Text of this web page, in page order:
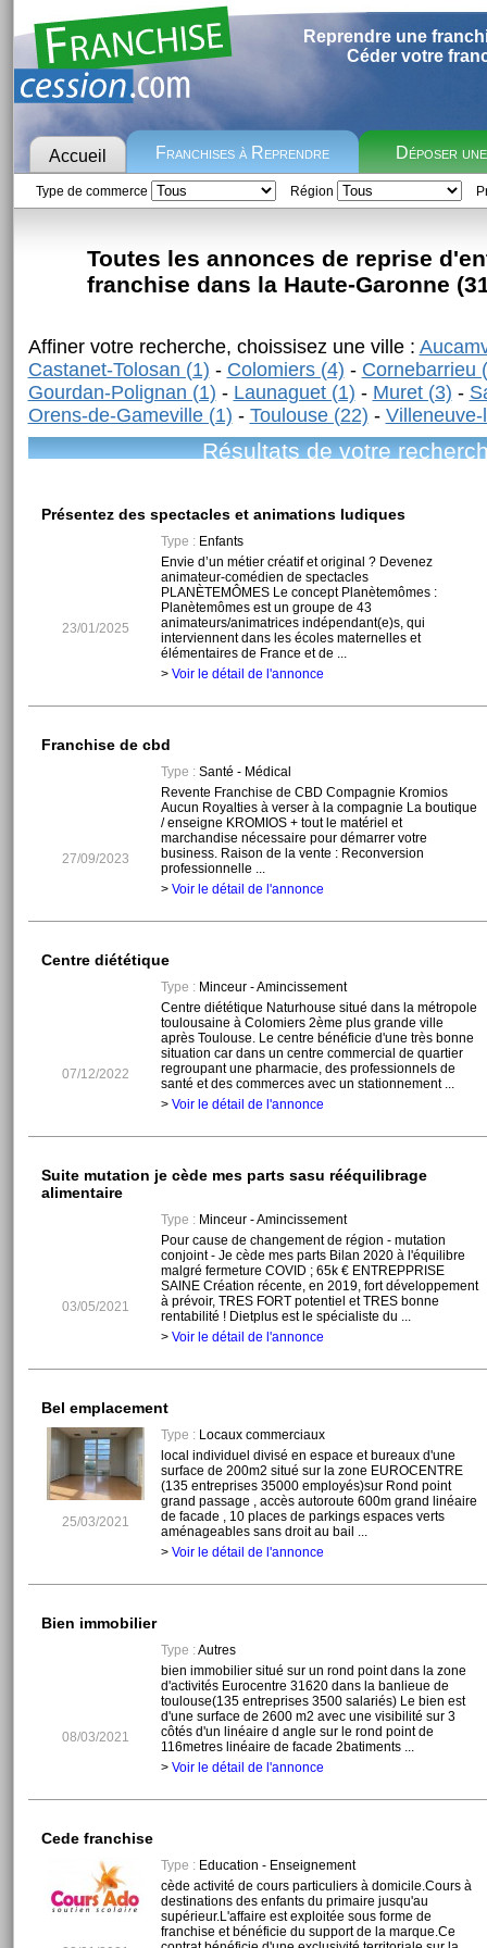
Reprendre une
Céder votre
Accueil Franchises à Reprendre Déposer
Type de commerce Région
Toutes les annonces de reprise
franchise dans la Haute-Garonne
Affiner votre recherche, choissisez une ville :
Castanet-Tolosan (1) - Colomiers (4) - Cornebarrieu
Gourdan-Polignan (1) - Launaguet (1) - Muret (3) -
Orens-de-Gameville (1) - Toulouse (22) -
Résultats de votre
Présentez des spectacles et animations ludiques
23/01/2025
Type :Enfants
Envie d’un métier créatif et original ? Devenez
animateur-comédien de spectacles
PLANÈTEMÔMES Le concept Planètemômes :
Planètemômes est un groupe de 43
animateurs/animatrices indépendant(e)s, qui
interviennent dans les écoles maternelles et
élémentaires de France et de ...
> Voir le détail de l'annonce
Franchise de cbd
27/09/2023
Type :Santé - Médical
Revente Franchise de CBD Compagnie Kromios
Aucun Royalties à verser à la compagnie La boutique
/ enseigne KROMIOS + tout le matériel et
marchandise nécessaire pour démarrer votre
business. Raison de la vente : Reconversion
professionnelle ...
> Voir le détail de l'annonce
Centre diététique
07/12/2022
Type :Minceur - Amincissement
Centre diététique Naturhouse situé dans la métropole
toulousaine à Colomiers 2ème plus grande ville
après Toulouse. Le centre bénéficie d'une très bonne
situation car dans un centre commercial de quartier
regroupant une pharmacie, des professionnels de
santé et des commerces avec un stationnement ...
> Voir le détail de l'annonce
Suite mutation je cède mes parts sasu rééquilibrage
alimentaire
03/05/2021
Type :Minceur - Amincissement
Pour cause de changement de région - mutation
conjoint - Je cède mes parts Bilan 2020 à l'équilibre
malgré fermeture COVID ; 65k € ENTREPPRISE
SAINE Création récente, en 2019, fort développement
à prévoir, TRES FORT potentiel et TRES bonne
rentabilité ! Dietplus est le spécialiste du ...
> Voir le détail de l'annonce
Bel emplacement
25/03/2021
Type :Locaux commerciaux
local individuel divisé en espace et bureaux d'une
surface de 200m2 situé sur la zone EUROCENTRE
(135 entreprises 35000 employés)sur Rond point
grand passage , accès autoroute 600m grand linéaire
de facade , 10 places de parkings espaces verts
aménageables sans droit au bail ...
> Voir le détail de l'annonce
Bien immobilier
08/03/2021
Type :Autres
bien immobilier situé sur un rond point dans la zone
d'activités Eurocentre 31620 dans la banlieue de
toulouse(135 entreprises 3500 salariés) Le bien est
d'une surface de 2600 m2 avec une visibilité sur 3
côtés d'un linéaire d angle sur le rond point de
116metres linéaire de facade 2batiments ...
> Voir le détail de l'annonce
Cede franchise
Type :Education - Enseignement
cède activité de cours particuliers à domicile.Cours à
destinations des enfants du primaire jusqu'au
supérieur.L'affaire est exploitée sous forme de
franchise et bénéficie du support de la marque.Ce